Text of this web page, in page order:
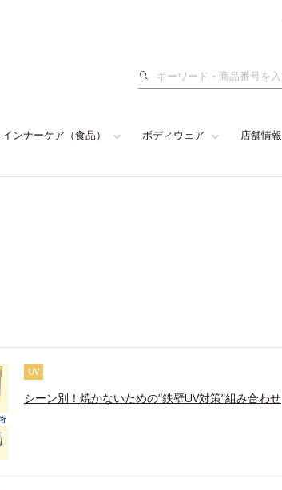
検
インナーケア（食品） ボディウェア 店舗情報
UV
シーン別！焼かないための“鉄壁UV対策”組み合わせ